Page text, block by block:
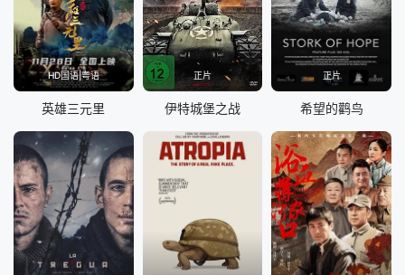
HD国语|粤语
英雄三元里
正片
伊特城堡之战
正片
希望的鹳鸟